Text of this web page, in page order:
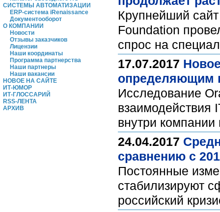
СИСТЕМЫ АВТОМАТИЗАЦИИ
ERP-система iRenaissance
Документооборот
О КОМПАНИИ
Новости
Отзывы заказчиков
Лицензии
Наши координаты
Программа партнерства
Наши партнеры
Наши вакансии
НОВОЕ НА САЙТЕ
ИТ-ЮМОР
ИТ-ГЛОССАРИЙ
RSS-ЛЕНТА
АРХИВ
Крупнейший
Foundation
спрос на
17.07.2017
определяющим
Исследование
взаимодействия
внутри
24.04.2017
сравнению с
Постоянные
стабилизируют
российский